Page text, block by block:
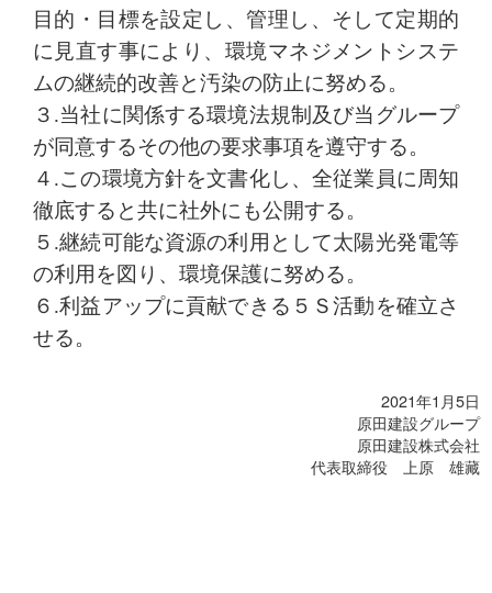
目的・目標を設定し、管理し、そして定期的
に見直す事により、環境マネジメントシステ
ムの継続的改善と汚染の防止に努める。
３.当社に関係する環境法規制及び当グループ
が同意するその他の要求事項を遵守する。
４.この環境方針を文書化し、全従業員に周知
徹底すると共に社外にも公開する。
５.継続可能な資源の利用として太陽光発電等
の利用を図り、環境保護に努める。
６.利益アップに貢献できる５Ｓ活動を確立さ
せる。
2021年1月5日
原田建設グループ
原田建設株式会社
代表取締役 上原 雄藏